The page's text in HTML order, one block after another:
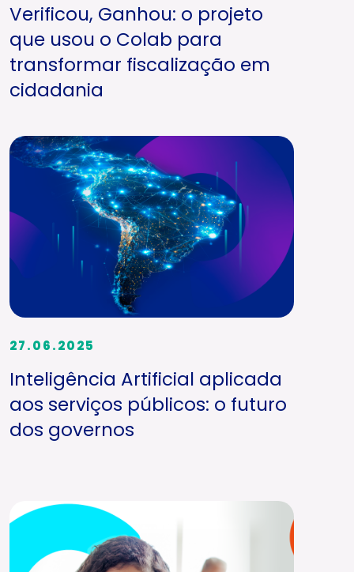
Verificou, Ganhou: o projeto
que usou o Colab para
transformar fiscalização em
cidadania
27.06.2025
Inteligência Artificial aplicada
aos serviços públicos: o futuro
dos governos